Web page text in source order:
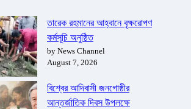
তারেক রহমানের আহ্বানে বৃক্ষরোপণ
কর্মসূচি অনুষ্ঠিত
by News Channel
August 7, 2026
বিশ্বের আদিবাসী জনগোষ্ঠীর
আন্তর্জাতিক দিবস উপলক্ষে